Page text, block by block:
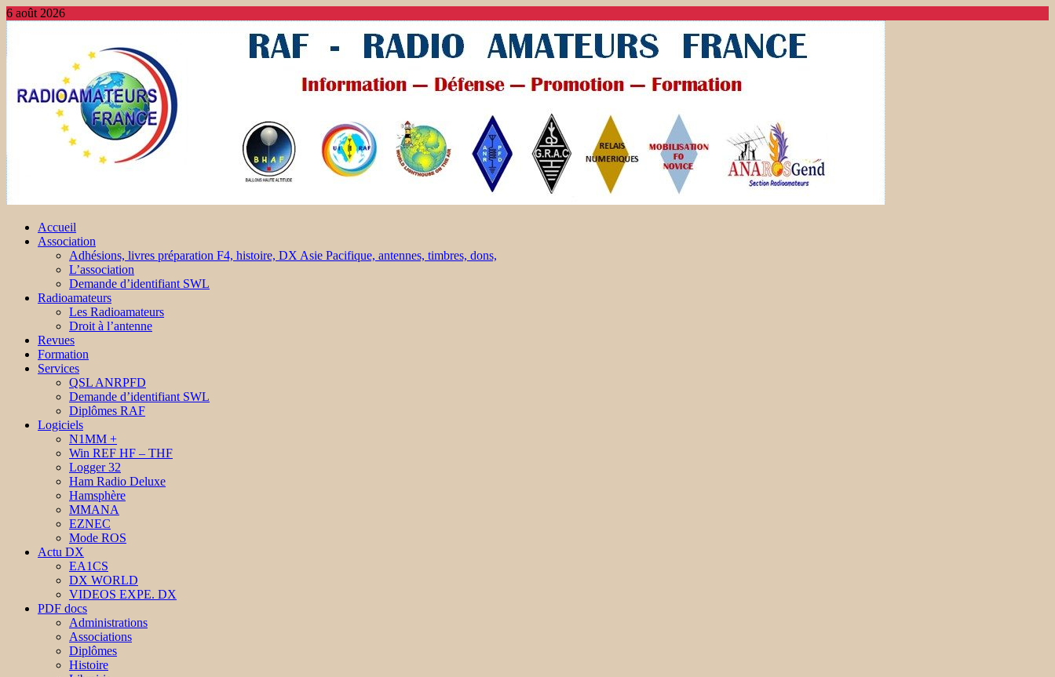
6 août 2026
Accueil
Association
Adhésions, livres préparation F4, histoire, DX Asie Pacifique, antennes, timbres, dons,
L’association
Demande d’identifiant SWL
Radioamateurs
Les Radioamateurs
Droit à l’antenne
Revues
Formation
Services
QSL ANRPFD
Demande d’identifiant SWL
Diplômes RAF
Logiciels
N1MM +
Win REF HF – THF
Logger 32
Ham Radio Deluxe
Hamsphère
MMANA
EZNEC
Mode ROS
Actu DX
EA1CS
DX WORLD
VIDEOS EXPE. DX
PDF docs
Administrations
Associations
Diplômes
Histoire